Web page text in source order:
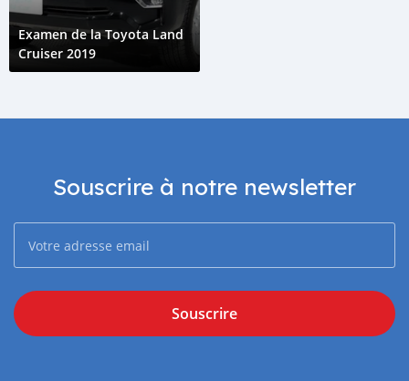
Examen de la Toyota Land
Cruiser 2019
Souscrire à notre newsletter
Souscrire